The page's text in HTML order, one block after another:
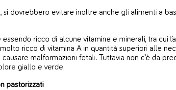
dovrebbero evitare inoltre anche gli alimenti a
ricco di alcune vitamine e minerali, tra cui
ricco di vitamina A in quantità superiori alle
malformazioni fetali. Tuttavia non c’è da
giallo e verde.
pastorizzati